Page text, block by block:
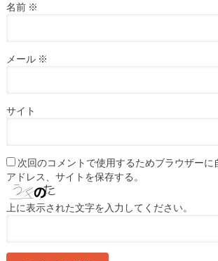
名前 ※
メール ※
サイト
次回のコメントで使用するためブラウザーに
アドレス、サイトを保存する。
上に表示された文字を入力してください。